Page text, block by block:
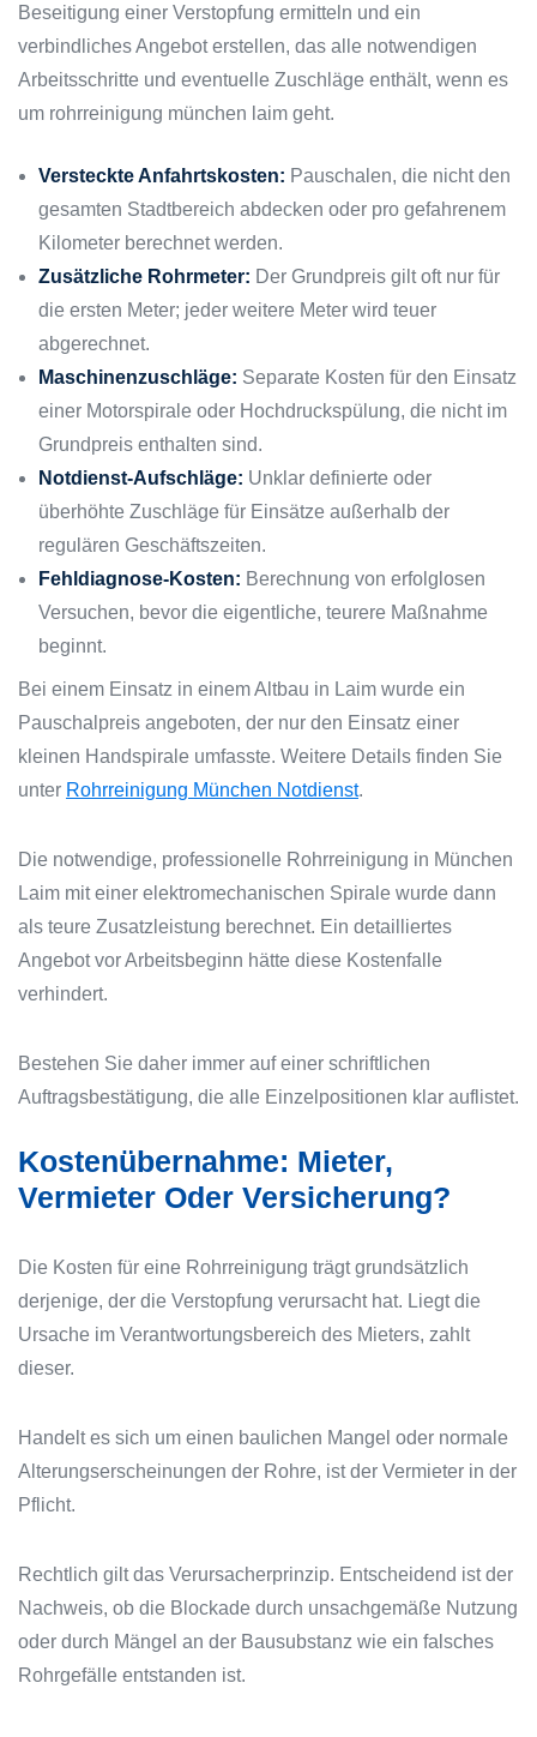
Beseitigung einer Verstopfung ermitteln und ein
verbindliches Angebot erstellen, das alle notwendigen
Arbeitsschritte und eventuelle Zuschläge enthält, wenn es
um rohrreinigung münchen laim geht.
Versteckte Anfahrtskosten: Pauschalen, die nicht den
gesamten Stadtbereich abdecken oder pro gefahrenem
Kilometer berechnet werden.
Zusätzliche Rohrmeter: Der Grundpreis gilt oft nur für
die ersten Meter; jeder weitere Meter wird teuer
abgerechnet.
Maschinenzuschläge: Separate Kosten für den Einsatz
einer Motorspirale oder Hochdruckspülung, die nicht im
Grundpreis enthalten sind.
Notdienst-Aufschläge: Unklar definierte oder
überhöhte Zuschläge für Einsätze außerhalb der
regulären Geschäftszeiten.
Fehldiagnose-Kosten: Berechnung von erfolglosen
Versuchen, bevor die eigentliche, teurere Maßnahme
beginnt.
Bei einem Einsatz in einem Altbau in Laim wurde ein
Pauschalpreis angeboten, der nur den Einsatz einer
kleinen Handspirale umfasste. Weitere Details finden Sie
unter Rohrreinigung München Notdienst.
Die notwendige, professionelle Rohrreinigung in München
Laim mit einer elektromechanischen Spirale wurde dann
als teure Zusatzleistung berechnet. Ein detailliertes
Angebot vor Arbeitsbeginn hätte diese Kostenfalle
verhindert.
Bestehen Sie daher immer auf einer schriftlichen
Auftragsbestätigung, die alle Einzelpositionen klar auflistet.
Kostenübernahme: Mieter,
Vermieter Oder Versicherung?
Die Kosten für eine Rohrreinigung trägt grundsätzlich
derjenige, der die Verstopfung verursacht hat. Liegt die
Ursache im Verantwortungsbereich des Mieters, zahlt
dieser.
Handelt es sich um einen baulichen Mangel oder normale
Alterungserscheinungen der Rohre, ist der Vermieter in der
Pflicht.
Rechtlich gilt das Verursacherprinzip. Entscheidend ist der
Nachweis, ob die Blockade durch unsachgemäße Nutzung
oder durch Mängel an der Bausubstanz wie ein falsches
Rohrgefälle entstanden ist.